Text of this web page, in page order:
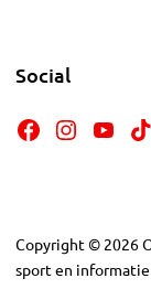
Social
Copyright © 2026
sport en